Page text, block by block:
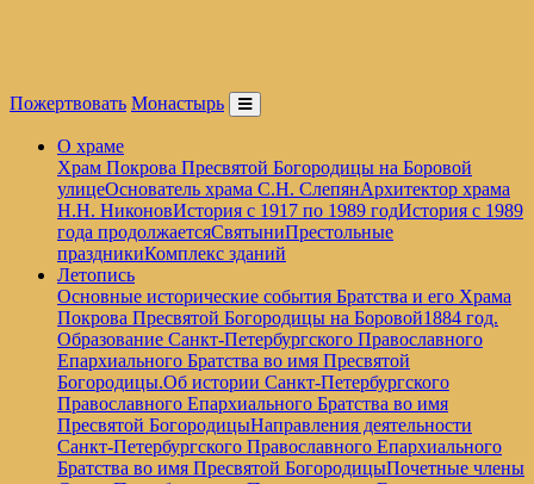
Пожертвовать Монастырь
О храме
Храм Покрова Пресвятой Богородицы на Боровой
улицеОснователь храма С.Н. СлепянАрхитектор храма
Н.Н. НиконовИстория с 1917 по 1989 годИстория с 1989
года продолжаетсяСвятыниПрестольные
праздникиКомплекс зданий
Летопись
Основные исторические события Братства и его Храма
Покрова Пресвятой Богородицы на Боровой1884 год.
Образование Санкт-Петербургского Православного
Епархиального Братства во имя Пресвятой
Богородицы.Об истории Санкт-Петербургского
Православного Епархиального Братства во имя
Пресвятой БогородицыНаправления деятельности
Санкт-Петербургского Православного Епархиального
Братства во имя Пресвятой БогородицыПочетные члены